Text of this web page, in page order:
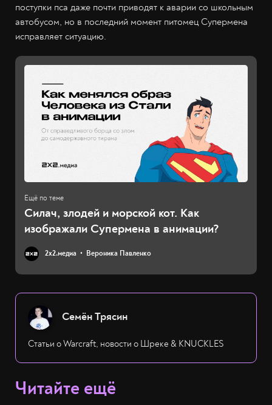
поступки пса даже почти приводят к аварии со школьным
автобусом, но в последний момент питомец Супермена
исправляет ситуацию.
Силач, злодей и морской кот. Как
изображали Супермена в анимации?
2х2.медиа Вероника Павленко
Семён Трясин
Статьи о Warcraft, новости о Шреке & KNUCKLES
Читайте ещё